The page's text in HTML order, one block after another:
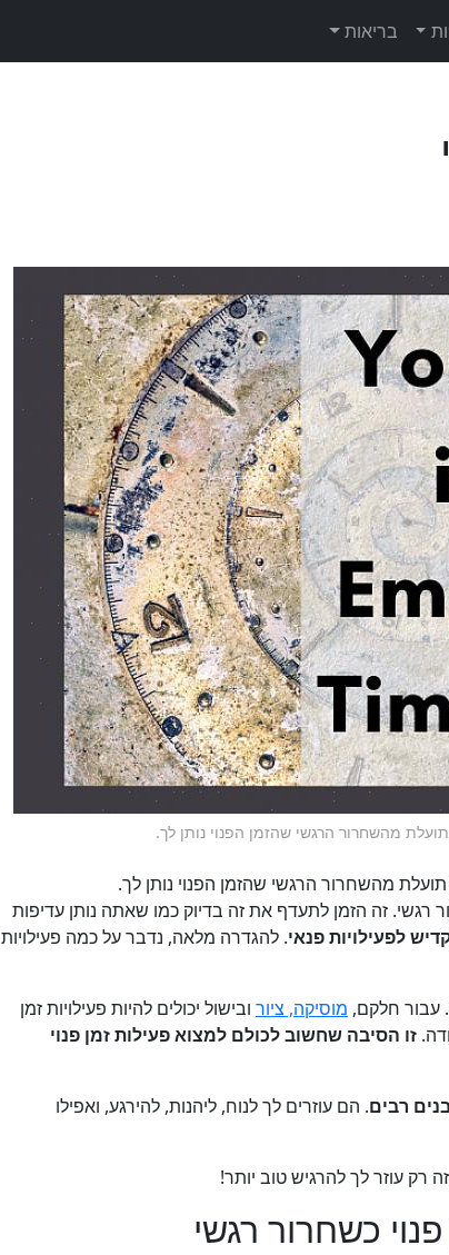
בריאות
מהשחרור הרגשי שהזמן הפנוי נותן לך.
מהשחרור הרגשי שהזמן הפנוי נותן לך.
רגשי. זה הזמן לתעדף את זה בדיוק כמו שאתה נותן עדיפות
לפעילויות פנאי. להגדרה מלאה, נדבר על כמה פעילויות
עבור חלקם, מוסיקה, ציור ובישול יכולים להיות פעילויות זמן
זו הסיבה שחשוב לכולם למצוא פעילות זמן פנוי
רבים. הם עוזרים לך לנוח, ליהנות, להירגע, ואפילו
רק עוזר לך להרגיש טוב יותר!
כשחרור רגשי